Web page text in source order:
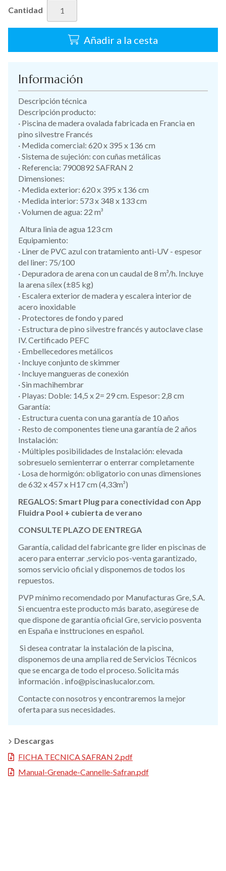
Cantidad
Añadir a la cesta
Información
Descripción técnica
Descripción producto:
· Piscina de madera ovalada fabricada en Francia en
pino silvestre Francés
· Medida comercial: 620 x 395 x 136 cm
· Sistema de sujeción: con cuñas metálicas
· Referencia: 7900892 SAFRAN 2
Dimensiones:
· Medida exterior: 620 x 395 x 136 cm
· Medida interior: 573 x 348 x 133 cm
· Volumen de agua: 22 m³
Altura linia de agua 123 cm
Equipamiento:
· Liner de PVC azul con tratamiento anti-UV - espesor
del liner: 75/100
· Depuradora de arena con un caudal de 8 m³/h. Incluye
la arena sílex (±85 kg)
· Escalera exterior de madera y escalera interior de
acero inoxidable
· Protectores de fondo y pared
· Estructura de pino silvestre francés y autoclave clase
IV. Certificado PEFC
· Embellecedores metálicos
· Incluye conjunto de skimmer
· Incluye mangueras de conexión
· Sin machihembrar
· Playas: Doble: 14,5 x 2= 29 cm. Espesor: 2,8 cm
Garantía:
· Estructura cuenta con una garantía de 10 años
· Resto de componentes tiene una garantía de 2 años
Instalación:
· Múltiples posibilidades de Instalación: elevada
sobresuelo semienterrar o enterrar completamente
· Losa de hormigón: obligatorio con unas dimensiones
de 632 x 457 x H17 cm (4,33m³)
REGALOS: Smart Plug para conectividad con App
Fluidra Pool + cubierta de verano
CONSULTE PLAZO DE ENTREGA
Garantía, calidad del fabricante gre lider en piscinas de
acero para enterrar ,servicio pos-venta garantizado,
somos servicio oficial y disponemos de todos los
repuestos.
PVP mínimo recomendado por Manufacturas Gre, S.A.
Si encuentra este producto más barato, asegúrese de
que dispone de garantía oficial Gre, servicio posventa
en España e insttruciones en español.
Si desea contratar la instalación de la piscina,
disponemos de una amplia red de Servicios Técnicos
que se encarga de todo el proceso. Solicita más
información . info@piscinaslucalor.com.
Contacte con nosotros y encontraremos la mejor
oferta para sus necesidades.
Descargas
FICHA TECNICA SAFRAN 2.pdf
Manual-Grenade-Cannelle-Safran.pdf